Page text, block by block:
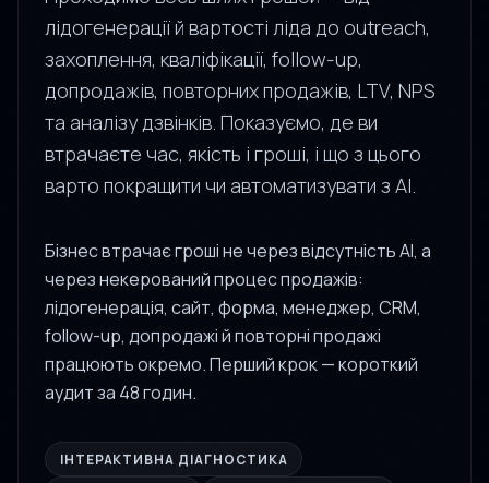
лідогенерації й вартості ліда до outreach,
захоплення, кваліфікації, follow-up,
допродажів, повторних продажів, LTV, NPS
та аналізу дзвінків. Показуємо, де ви
втрачаєте час, якість і гроші, і що з цього
варто покращити чи автоматизувати з AI.
Бізнес втрачає гроші не через відсутність AI, а
через некерований процес продажів:
лідогенерація, сайт, форма, менеджер, CRM,
follow-up, допродажі й повторні продажі
працюють окремо. Перший крок — короткий
аудит за 48 годин.